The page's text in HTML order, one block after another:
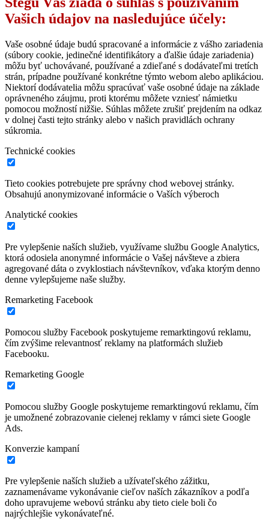
Vašich údajov na nasledujúce účely:
Vaše osobné údaje budú spracované a informácie z vášho zariadenia
(súbory cookie, jedinečné identifikátory a ďalšie údaje zariadenia)
môžu byť uchovávané, používané a zdieľané s dodávateľmi tretích
strán, prípadne používané konkrétne týmto webom alebo aplikáciou.
Niektorí dodávatelia môžu spracúvať vaše osobné údaje na základe
oprávneného záujmu, proti ktorému môžete vzniesť námietku
pomocou možností nižšie. Súhlas môžete zrušiť prejdením na odkaz
v dolnej časti tejto stránky alebo v našich pravidlách ochrany
súkromia.
Technické cookies
Tieto cookies potrebujete pre správny chod webovej stránky.
Obsahujú anonymizované informácie o Vaších výberoch
Analytické cookies
Pre vylepšenie naších služieb, využívame službu Google Analytics,
ktorá odosiela anonymné informácie o Vašej návšteve a zbiera
agregované dáta o zvyklostiach návštevníkov, vďaka ktorým denno
denne vylepšujeme naše služby.
Remarketing Facebook
Pomocou služby Facebook poskytujeme remarktingovú reklamu,
čím zvýšime relevantnosť reklamy na platformách služieb
Facebooku.
Remarketing Google
Pomocou služby Google poskytujeme remarktingovú reklamu, čím
je umožnené zobrazovanie cielenej reklamy v rámci siete Google
Ads.
Konverzie kampaní
Pre vylepšenie naších služieb a užívateľského zážitku,
zaznamenávame vykonávanie cieľov naších zákazníkov a podľa
doho upravujeme webovú stránku aby tieto ciele boli čo
najrýchlejšie vykonávateľné.